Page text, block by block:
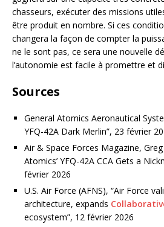
chasseurs, exécuter des missions
être produit en nombre. Si ces
changera la façon de compter la
ne le sont pas, ce sera une nouvelle
l’autonomie est facile à promettre et
Sources
General Atomics Aeronautical
YFQ-42A Dark Merlin”, 23 février
Air & Space Forces Magazine,
Atomics’ YFQ-42A CCA Gets a
février 2026
U.S. Air Force (AFNS), “Air Force
architecture, expands
ecosystem”, 12 février 2026